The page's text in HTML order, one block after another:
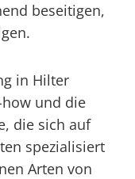
beseitigen,
in Hilter
und die
die sich auf
spezialisiert
Arten von